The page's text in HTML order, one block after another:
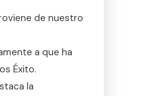
de nuestro
a que ha
Éxito.
la